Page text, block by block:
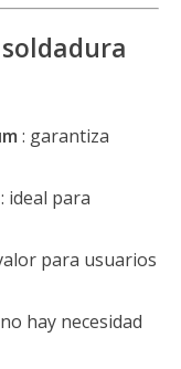
: garantiza
: ideal para
para usuarios
hay necesidad